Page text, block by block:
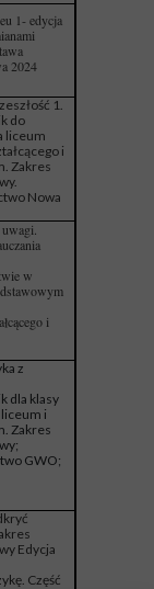
1- edycja
2024
1.
do
liceum
i
Zakres
Nowa
w
i
z
dla klasy
i
Zakres
GWO;
Edycja
Część